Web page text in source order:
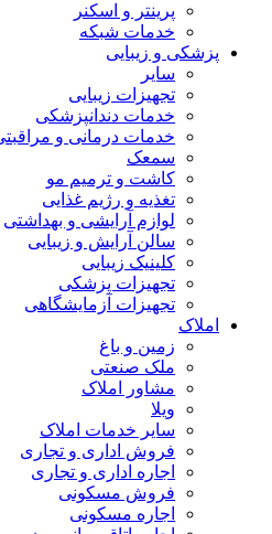
پرینتر و اسکنر
خدمات شبکه
پزشکی و زیبایی
سایر
تجهیزات زیبایی
خدمات دندانپزشکی
خدمات درمانی و مراقبتی
سمعک
کاشت و ترمیم مو
تغذیه و رژیم غذایی
لوازم آرایشی و بهداشتی
سالن آرایش و زیبایی
کلینیک زیبایی
تجهیزات پزشکی
تجهیزات آزمایشگاهی
املاک
زمین و باغ
ملک صنعتی
مشاور املاک
ویلا
سایر خدمات املاک
فروش اداری و تجاری
اجاره اداری و تجاری
فروش مسکونی
اجاره مسکونی